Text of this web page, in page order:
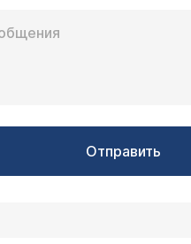
Отправить